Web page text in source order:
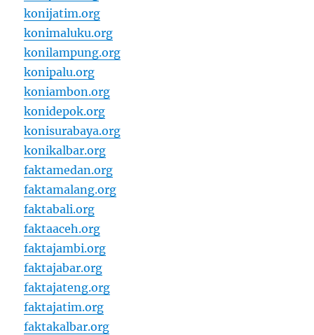
konijatim.org
konimaluku.org
konilampung.org
konipalu.org
koniambon.org
konidepok.org
konisurabaya.org
konikalbar.org
faktamedan.org
faktamalang.org
faktabali.org
faktaaceh.org
faktajambi.org
faktajabar.org
faktajateng.org
faktajatim.org
faktakalbar.org